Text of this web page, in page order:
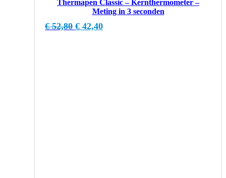
Thermapen Classic – Kernthermometer –
Meting in 3 seconden
€52,80 Oorspronkelijke
€ 42,40Huidige